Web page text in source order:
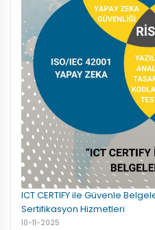
ICT CERTIFY ile Güvenle
Sertifikasyon Hizmetleri
10-11-2025